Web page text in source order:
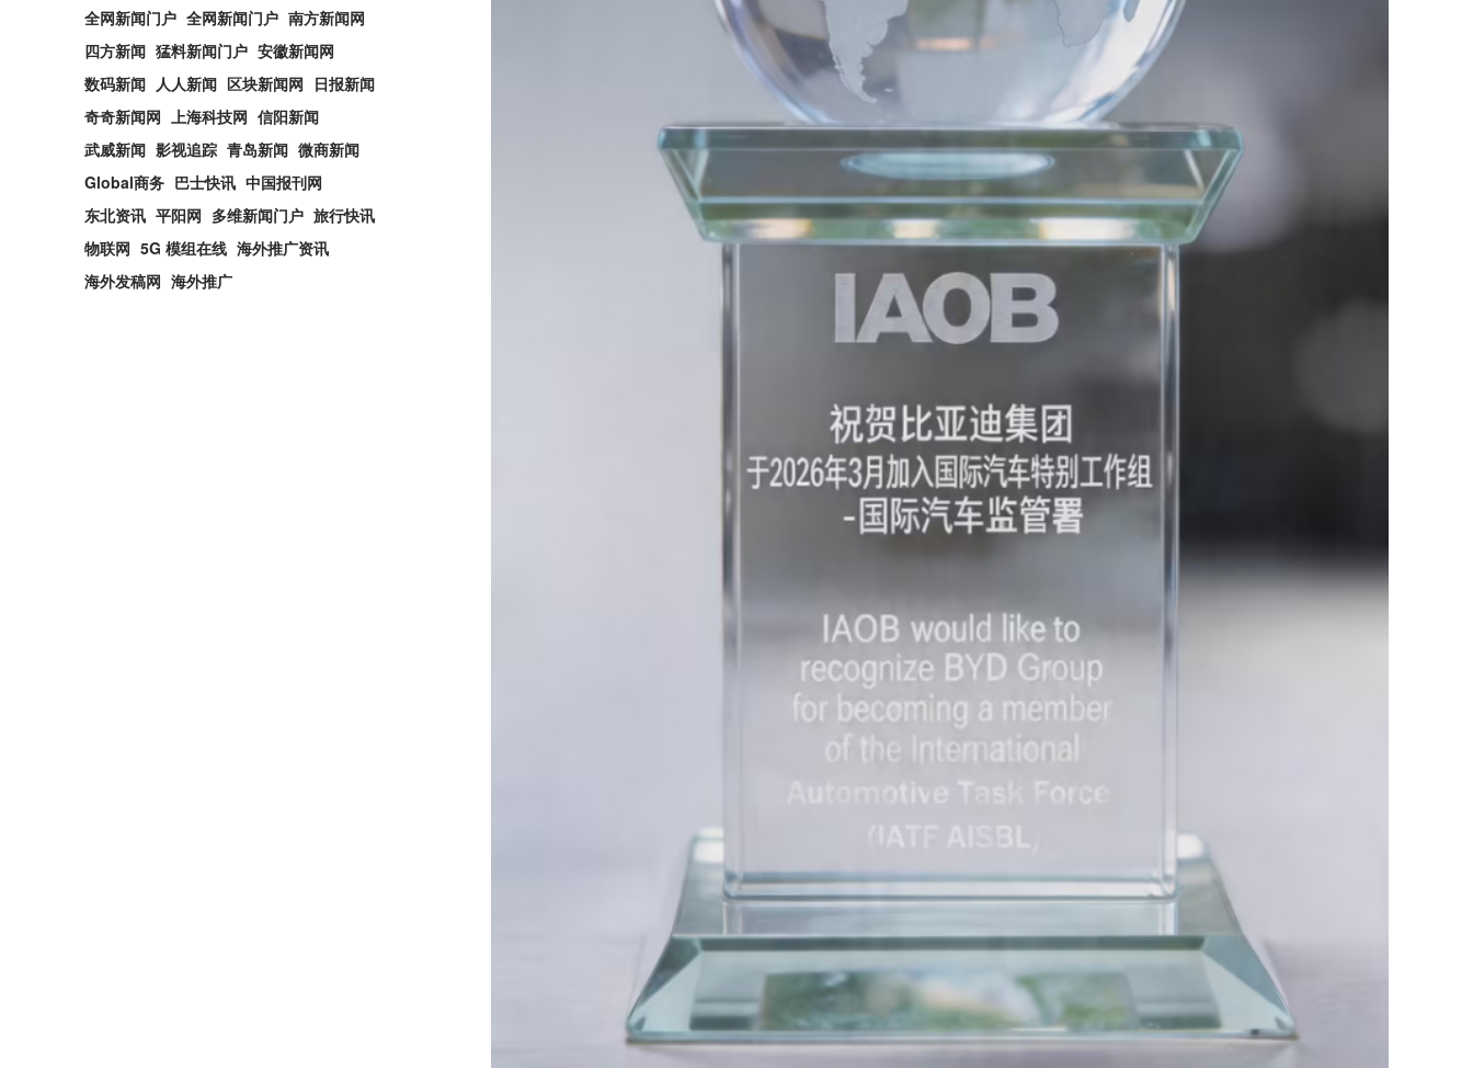
全网新闻门户 全网新闻门户 南方新闻网
四方新闻 猛料新闻门户 安徽新闻网
数码新闻 人人新闻 区块新闻网 日报新闻
奇奇新闻网 上海科技网 信阳新闻
武威新闻 影视追踪 青岛新闻 微商新闻
Global商务 巴士快讯 中国报刊网
东北资讯 平阳网 多维新闻门户 旅行快讯
物联网 5G 模组在线 海外推广资讯
海外发稿网 海外推广